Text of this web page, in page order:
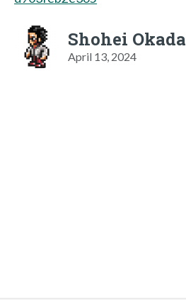
Shohei Okada
April 13, 2024